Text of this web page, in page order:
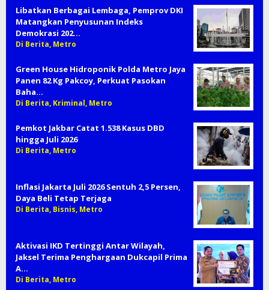
Libatkan Berbagai Lembaga, Pemprov DKI
Matangkan Penyusunan Indeks
Demokrasi 202…
Di Berita, Metro
Green House Hidroponik Polda Metro Jaya
Panen 82 Kg Pakcoy, Perkuat Pasokan
Baha…
Di Berita, Kriminal, Metro
Pemkot Jakbar Catat 1.538 Kasus DBD
hingga Juli 2026
Di Berita, Metro
Inflasi Jakarta Juli 2026 Sentuh 2,5 Persen,
Daya Beli Tetap Terjaga
Di Berita, Bisnis, Metro
Aktivasi IKD Tertinggi Antar Wilayah,
Jaksel Terima Penghargaan Dukcapil Prima
A…
Di Berita, Metro